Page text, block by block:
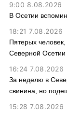
9:00 8.08.2026
В Осетии
18:21 7.08.2026
Пятерых
Северной Осетии
16:24 7.08.2026
За неделю в
свинина, но
15:28 7.08.2026